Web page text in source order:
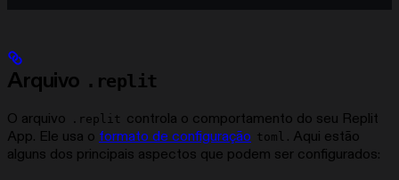
Arquivo .replit
O arquivo .replit controla o comportamento do seu Replit
App. Ele usa o formato de configuração toml . Aqui estão
alguns dos principais aspectos que podem ser configurados: